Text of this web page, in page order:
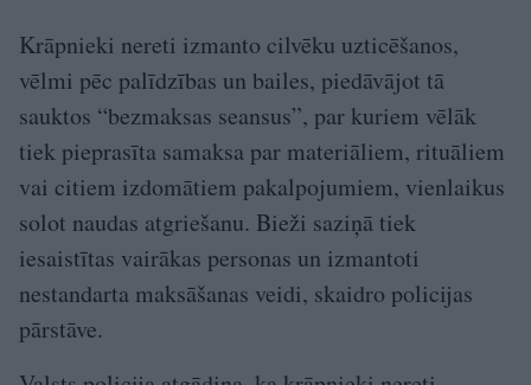
Krāpnieki nereti izmanto cilvēku uzticēšanos,
vēlmi pēc palīdzības un bailes, piedāvājot tā
sauktos “bezmaksas seansus”, par kuriem vēlāk
tiek pieprasīta samaksa par materiāliem, rituāliem
vai citiem izdomātiem pakalpojumiem, vienlaikus
solot naudas atgriešanu. Bieži saziņā tiek
iesaistītas vairākas personas un izmantoti
nestandarta maksāšanas veidi, skaidro policijas
pārstāve.